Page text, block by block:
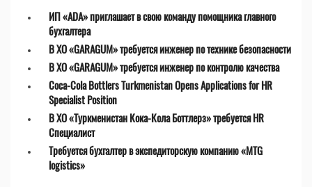
ИП «ADA» приглашает в свою команду помощника главного
бухгалтера
В ХО «GARAGUM» требуется инженер по технике безопасности
В ХО «GARAGUM» требуется инженер по контролю качества
Coca-Cola Bottlers Turkmenistan Opens Applications for HR
Specialist Position
В ХО «Туркменистан Кока-Кола Боттлерз» требуется HR
Специалист
Требуется бухгалтер в экспедиторскую компанию «MTG
logistics»